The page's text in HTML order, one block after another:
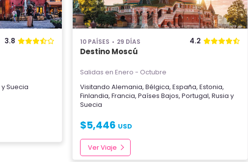
3.8
ySuecia
10 PAÍSES 29 DÍAS 4.2
Destino Moscú
Salidas en Enero - Octubre
Visitando Alemania, Bélgica, España, Estonia,
Finlandia, Francia, Países Bajos, Portugal, Rusia y
Suecia
$5,446 USD
Ver Viaje